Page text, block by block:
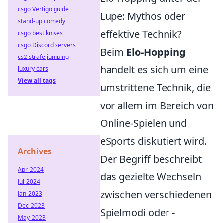
Lupe: Mythos oder
effektive Technik?
Beim Elo-Hopping
handelt es sich um eine
umstrittene Technik, die
vor allem im Bereich von
Online-Spielen und
eSports diskutiert wird.
Der Begriff beschreibt
das gezielte Wechseln
zwischen verschiedenen
Spielmodi oder -
csgo Vertigo guide
stand-up comedy
csgo best knives
csgo Discord servers
cs2 strafe jumping
luxury cars
View all tags
Archives
Apr-2024
Jul-2024
Jan-2023
Dec-2023
May-2023